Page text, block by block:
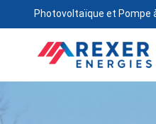
Photovoltaïque et Pompe